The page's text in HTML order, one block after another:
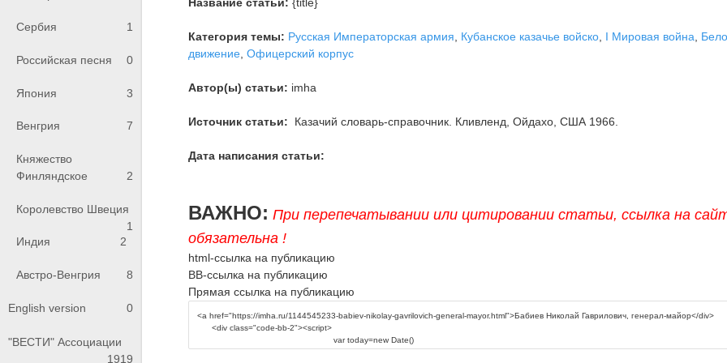
Сербия 1
Российская песня 0
Япония 3
Венгрия 7
Княжество
Финляндское
2
Королевство Швеция
1
Индия
2
Австро-Венгрия 8
English version 0
"ВЕСТИ" Ассоциации
1919
Категория темы: Русская Императорская армия Кубанское казачье войско I Мировая война
движение ,Офицерский корпус
Автор(ы) статьи: imha
Источник статьи: Казачий словарь-справочник. Кливленд, Ойдахо, США 1966.
Дата написания статьи:
ВАЖНО: При перепечатывании или цитировании статьи, ссылка на
обязательна !
html-ссылка на публикацию
BB-ссылка на публикацию
Прямая ссылка на публикацию